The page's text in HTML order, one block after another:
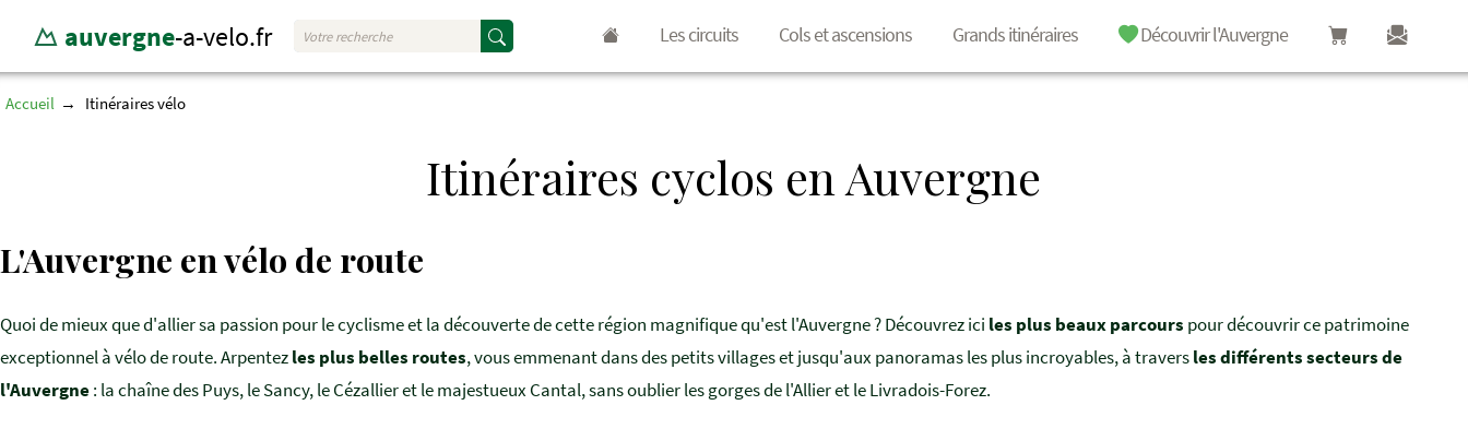
Les circuits Cols et ascensions Grands itinéraires Découvrir l'Auvergne
auvergne-a-velo.fr
Accueil Itinéraires vélo
Itinéraires cyclos en Auvergne
L'Auvergne en vélo de route
Quoi de mieux que d'allier sa passion pour le cyclisme et la découverte de cette région magnifique qu'est l'Auvergne ? Découvrez ici les plus beaux parcours pour découvrir ce patrimoine
exceptionnel à vélo de route. Arpentezles plus belles routes, vous emmenant dans des petits villages et jusqu'aux panoramas les plus incroyables, à traversles différents secteurs de
l'Auvergne: la chaîne des Puys, le Sancy, le Cézallier et le majestueux Cantal, sans oublier les gorges de l'Allier et le Livradois-Forez.